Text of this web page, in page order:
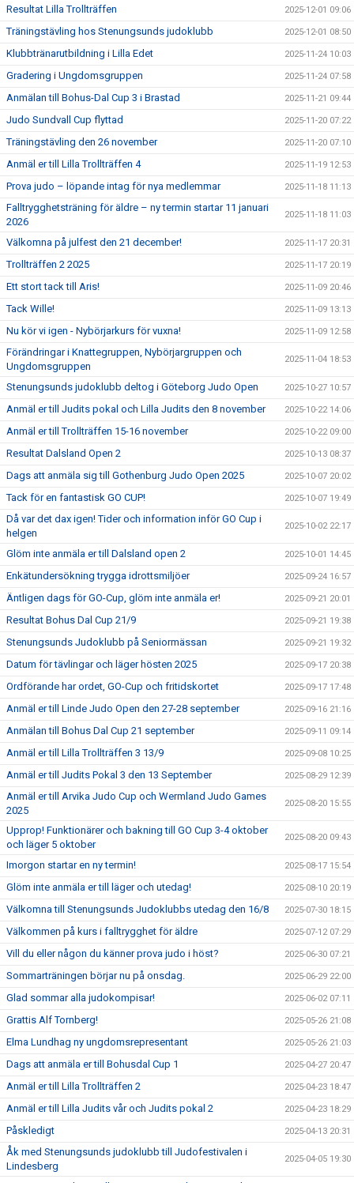
Resultat Lilla Trollträffen 2025-12-01 09:06
Träningstävling hos Stenungsunds judoklubb 2025-12-01 08:50
Klubbtränarutbildning i Lilla Edet 2025-11-24 10:03
Gradering i Ungdomsgruppen 2025-11-24 07:58
Anmälan till Bohus-Dal Cup 3 i Brastad 2025-11-21 09:44
Judo Sundvall Cup flyttad 2025-11-20 07:22
Träningstävling den 26 november 2025-11-20 07:10
Anmäl er till Lilla Trollträffen 4 2025-11-19 12:53
Prova judo – löpande intag för nya medlemmar 2025-11-18 11:13
Falltrygghetsträning för äldre – ny termin startar 11 januari
2026
2025-11-18 11:03
Välkomna på julfest den 21 december! 2025-11-17 20:31
Trollträffen 2 2025 2025-11-17 20:19
Ett stort tack till Aris! 2025-11-09 20:46
Tack Wille! 2025-11-09 13:13
Nu kör vi igen - Nybörjarkurs för vuxna! 2025-11-09 12:58
Förändringar i Knattegruppen, Nybörjargruppen och
Ungdomsgruppen
2025-11-04 18:53
Stenungsunds judoklubb deltog i Göteborg Judo Open 2025-10-27 10:57
Anmäl er till Judits pokal och Lilla Judits den 8 november 2025-10-22 14:06
Anmäl er till Trollträffen 15-16 november 2025-10-22 09:00
Resultat Dalsland Open 2 2025-10-13 08:37
Dags att anmäla sig till Gothenburg Judo Open 2025 2025-10-07 20:02
Tack för en fantastisk GO CUP! 2025-10-07 19:49
Då var det dax igen! Tider och information inför GO Cup i
helgen
2025-10-02 22:17
Glöm inte anmäla er till Dalsland open 2 2025-10-01 14:45
Enkätundersökning trygga idrottsmiljöer 2025-09-24 16:57
Äntligen dags för GO-Cup, glöm inte anmäla er! 2025-09-21 20:01
Resultat Bohus Dal Cup 21/9 2025-09-21 19:38
Stenungsunds Judoklubb på Seniormässan 2025-09-21 19:32
Datum för tävlingar och läger hösten 2025 2025-09-17 20:38
Ordförande har ordet, GO-Cup och fritidskortet 2025-09-17 17:48
Anmäl er till Linde Judo Open den 27-28 september 2025-09-16 21:16
Anmälan till Bohus Dal Cup 21 september 2025-09-11 09:14
Anmäl er till Lilla Trollträffen 3 13/9 2025-09-08 10:25
Anmäl er till Judits Pokal 3 den 13 September 2025-08-29 12:39
Anmäl er till Arvika Judo Cup och Wermland Judo Games
2025
2025-08-20 15:55
Upprop! Funktionärer och bakning till GO Cup 3-4 oktober
och läger 5 oktober
2025-08-20 09:43
Imorgon startar en ny termin! 2025-08-17 15:54
Glöm inte anmäla er till läger och utedag! 2025-08-10 20:19
Välkomna till Stenungsunds Judoklubbs utedag den 16/8 2025-07-30 18:15
Välkommen på kurs i falltrygghet för äldre 2025-07-12 07:29
Vill du eller någon du känner prova judo i höst? 2025-06-30 07:21
Sommarträningen börjar nu på onsdag. 2025-06-29 22:00
Glad sommar alla judokompisar! 2025-06-02 07:11
Grattis Alf Tornberg! 2025-05-26 21:08
Elma Lundhag ny ungdomsrepresentant 2025-05-26 21:03
Dags att anmäla er till Bohusdal Cup 1 2025-04-27 20:47
Anmäl er till Lilla Trollträffen 2 2025-04-23 18:47
Anmäl er till Lilla Judits vår och Judits pokal 2 2025-04-23 18:29
Påskledigt 2025-04-13 20:31
Åk med Stenungsunds judoklubb till Judofestivalen i
Lindesberg
2025-04-05 19:30